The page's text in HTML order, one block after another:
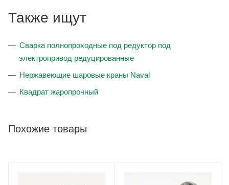
Также ищут
Сварка полнопроходные под редуктор под
электропривод редуцированные
Нержавеющие шаровые краны Naval
Квадрат жаропрочный
Похожие товары